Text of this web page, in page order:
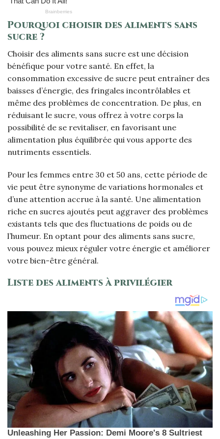
Pourquoi choisir des aliments sans
sucre ?
Choisir des aliments sans sucre est une décision
bénéfique pour votre santé. En effet, la
consommation excessive de sucre peut entraîner des
baisses d’énergie, des fringales incontrôlables et
même des problèmes de concentration. De plus, en
réduisant le sucre, vous offrez à votre corps la
possibilité de se revitaliser, en favorisant une
alimentation plus équilibrée qui vous apporte des
nutriments essentiels.
Pour les femmes entre 30 et 50 ans, cette période de
vie peut être synonyme de variations hormonales et
d’une attention accrue à la santé. Une alimentation
riche en sucres ajoutés peut aggraver des problèmes
existants tels que des fluctuations de poids ou de
l’humeur. En optant pour des aliments sans sucre,
vous pouvez mieux réguler votre énergie et améliorer
votre bien-être général.
Liste des aliments à privilégier